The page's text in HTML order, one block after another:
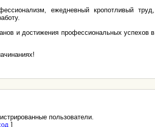
ежедневный кропотливый труд,
и достижения профессиональных успехов в
пользователи.
]